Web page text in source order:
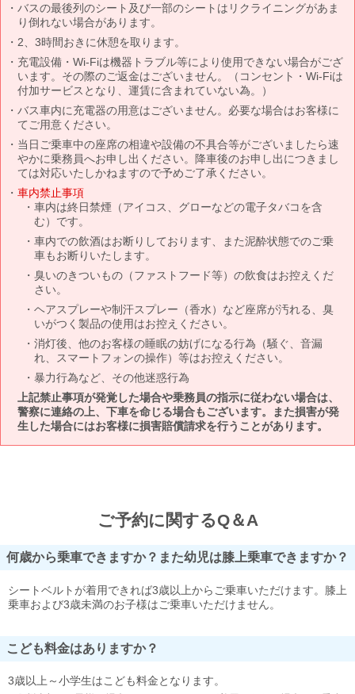
バスの最後列のシート及び一部のシートはリクライニングがあま
り倒れない場合があります。
2、3時間おきに休憩を取ります。
充電設備・Wi-Fiは機器トラブル等により使用できない場合がござ
います。その際のご返金はございません。（コンセント・Wi-Fiは
付加サービスとなり、運賃に含まれていない為。）
バス車内に充電器の用意はございません。必要な場合はお客様に
てご用意ください。
当日ご乗車中の座席の相違や設備の不具合等がございましたら速
やかに乗務員へお申し出ください。降車後のお申し出につきまし
ては対応いたしかねますので予めご了承ください。
車内禁止事項
車内は終日禁煙（アイコス、グローなどの電子タバコを含
む）です。
車内での飲酒はお断りしております、また泥酔状態でのご乗
車もお断りいたします。
臭いのきついもの（ファストフード等）の飲食はお控えくだ
さい。
ヘアスプレーや制汗スプレー（香水）など座席が汚れる、臭
いがつく製品の使用はお控えください。
消灯後、他のお客様の睡眠の妨げになる行為（騒ぐ、音漏
れ、スマートフォンの操作）等はお控えください。
暴力行為など、その他迷惑行為
上記禁止事項が発覚した場合や乗務員の指示に従わない場合は、
警察に連絡の上、下車を命じる場合もございます。また損害が発
生した場合にはお客様に損害賠償請求を行うことがあります。
ご予約に関するQ＆A
何歳から乗車できますか？また幼児は膝上乗車できますか？
シートベルトが着用できれば3歳以上からご乗車いただけます。膝上
乗車および3歳未満のお子様はご乗車いただけません。
こども料金はありますか？
3歳以上～小学生はこども料金となります。